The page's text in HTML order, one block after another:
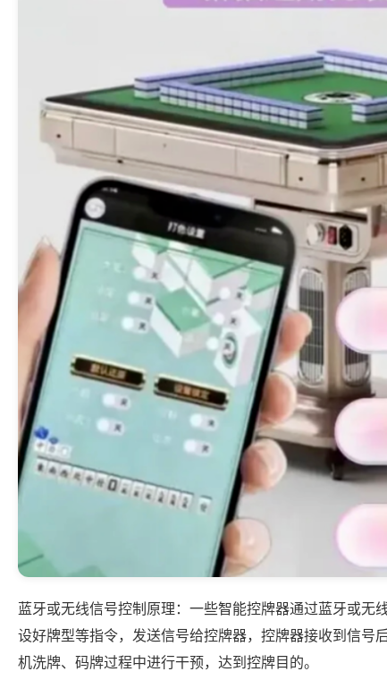
蓝牙或无线信号控制原理：一些智能控牌器通过蓝牙或无
设好牌型等指令，发送信号给控牌器，控牌器接收到信号
机洗牌、码牌过程中进行干预，达到控牌目的。